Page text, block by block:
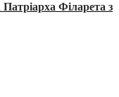
Філарета з